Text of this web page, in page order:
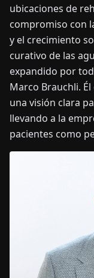
ubicaciones de
compromiso con
y el crecimiento
curativo de las
expandido por
Marco Brauchli. Él
una visión clara
llevando a la
pacientes como